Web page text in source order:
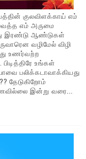
குலவிளக்காய் எம்
எம் அருமை
இரண்டு ஆண்டுகள்
வழிமேல் விழி
உணர்வற்ற
உங்கள்
பலிக்கடாவாக்கியது
இன்று வரை...